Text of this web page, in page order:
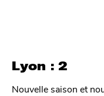
Lyon : 2
Nouvelle saison et